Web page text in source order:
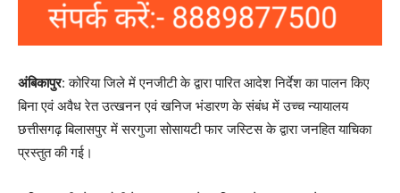
अंबिकापुर: कोरिया जिले में एनजीटी के द्वारा पारित आदेश निर्देश का पालन किए
बिना एवं अवैध रेत उत्खनन एवं खनिज भंडारण के संबंध में उच्च न्यायालय
छत्तीसगढ़ बिलासपुर में सरगुजा सोसायटी फार जस्टिस के द्वारा जनहित याचिका
प्रस्तुत की गई।